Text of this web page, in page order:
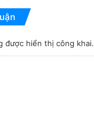
được hiển thị công khai.